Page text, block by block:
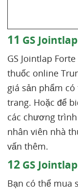
11 GS
GS Jointlap
thuốc online
giá sản phẩm
trang. Hoặc để
các chương
nhân viên nhà
vấn thêm.
12 GS
Bạn có thể mua